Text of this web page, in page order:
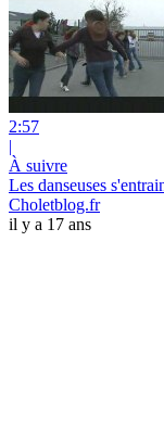
2:57
|
À suivre
Les danseuses
Choletblog.fr
il y a 17 ans